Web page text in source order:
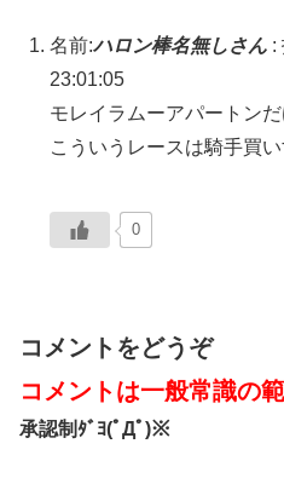
名前:ハロン棒名無しさん :
23:01:05
モレイラムーアパートン
こういうレースは騎手買
0
コメントをどうぞ
コメントは一般常識の
承認制ﾀﾞﾖ(ﾟДﾟ)※